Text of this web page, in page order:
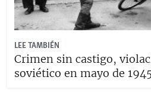
LEE TAMBIÉN
Crimen sin castigo,
soviético en mayo de